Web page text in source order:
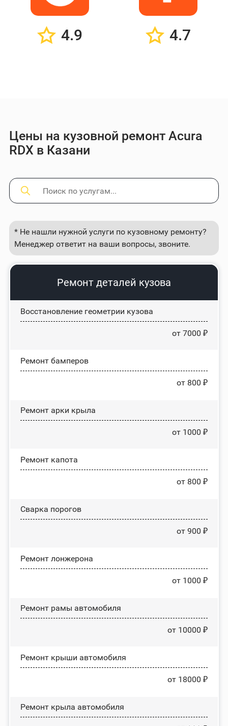
4.9 4.7
Цены на кузовной ремонт Acura
RDX в Казани
* Не нашли нужной услуги по кузовному ремонту?
Менеджер ответит на ваши вопросы, звоните.
Ремонт деталей кузова
Восстановление геометрии кузова
от 7000 ₽
Ремонт бамперов
от 800 ₽
Ремонт арки крыла
от 1000 ₽
Ремонт капота
от 800 ₽
Сварка порогов
от 900 ₽
Ремонт лонжерона
от 1000 ₽
Ремонт рамы автомобиля
от 10000 ₽
Ремонт крыши автомобиля
от 18000 ₽
Ремонт крыла автомобиля